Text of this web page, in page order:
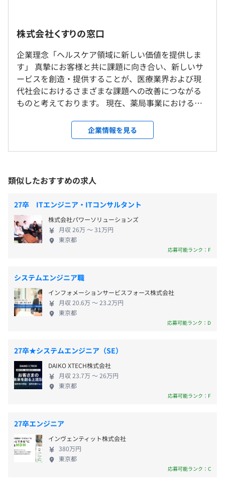
う自動発注システム
・『みんなのお薬箱』：不動在庫になった医薬品の出品・
落札が行えるマーケットプレイス
・『HOSPITAL SUPPORT』：オンライン診療と電話診療
に対応したシステム
・『iPadケア記録アプリ』：介護現場に特化した記録用ア
プリケーション
思います。
経験の方でも安心して参画いただけます。
困ったことがあれば随時相談できる環境ですので、安心し
てキャッチアップいただければと思います。
相談の上、ご希望のマシンを支給いたします。
Zabbix
Elasticsearch、Amazon Redshift
＜雇入時＞
東京本社
＜変更範囲＞
会社指定の営業所、労働者の自宅での勤務
受動喫煙防止措置に関する事項
敷地内禁煙（喫煙場所あり）
「池袋駅」より徒歩6分
休憩時間：60分（※昼食時間は業務の都合により各々の
平均残業時間：平均約20時間／月
【年間休日数124日】
・完全週休2日制（土日祝休み）
・年次有給休暇：10日～20日（入社半年後に支給）
・産前産後休暇
・出産特別休暇
・介護休暇
・住宅手当
∟該当条件より第一地域月10,000円支給（東京・神奈
川・千葉・埼玉・愛知・京都・大阪・兵庫）
※該当条件より第二地域月5,000円支給（上記以外の地
半期に一度（営業職のみ毎月）
年2回（夏季賞与：10月～3月・冬季賞与：4月～9月）
社会保険完備（雇用・労災・健康・厚生年金）
研修の有無及び内容
e-ラーニングシステムを活用して社員ごとに必要な科目に
ついて受講していただき知識を身に着けていただきます。
自己啓発支援の有無及びその内容
スキルアップ支援制度があり、資格取得等の際一部補助を
社内検定等の制度の有無及びその内容
なし
株式会社くすりの窓口
企業理念「ヘルスケア領域に新しい価値を提供しま
す」 真摯にお客様と共に課題に向き合い、新しいサ
ービスを創造・提供することが、医療業界および現
代社会におけるさまざまな課題への改善につながる
ものと考えております。 現在、薬局事業における加
した。今後さらにサービスを拡充して、医療のDX化
を進めることによって、患者様・医療機関・介護・
福祉すべての生産性向上を目指していきます。 「事
ルスケア領域では、急速な高齢化の進展で増大する
医療費の削減など医療体系の変革が急務となってい
ます。 一般ユーザー（患者）向けに提供する調剤薬
局の検索・予約サイト／アプリ『EPARKくすりの窓
口』、電子お薬手帳アプリ『EPARKお薬手帳』は、
処方薬受け取り予約機能やPHR（Personal Health
Record）管理機能等を有し、利便性と患者の健康管
資源を効率的に機能させ持続可能な医療体制と社会
保障を維持するには、今後「未病」（発病には至ら
ないものの健康な状態から離れつつある状態）への
対応が重要性を増していくものとみられます。当社
は、病気を未然に防ぎ疾病の重症化を防ぐ「未病」
を通じて大きく貢献していけるものと考えています。
また、当社が『みんなの共同仕入れサービス（e-オ
ーダーシステム）』、不動在庫となってしまった医
薬品を全国の調剤薬局同士が売買できるマッチング
サービス『みんなのお薬箱』、基幹システムなどの
設、医薬品卸業者の生産性の一層の向上と経営効
率・収益の改善、そして貴重な医薬品の廃棄ロス削
減に貢献できることは重要な使命と考えています。
企業情報を見る
類似したおすすめの求人
27卒 ITエンジニア・ITコンサルタント
株式会社パワーソリューションズ
月収 26万 〜 31万円
東京都
応募可能ランク：F
システムエンジニア職
インフォメーションサービスフォース株式会社
月収 20.6万 〜 23.2万円
東京都
応募可能ランク：D
27卒★システムエンジニア（SE）
DAIKO XTECH株式会社
月収 23.7万 〜 26万円
東京都
応募可能ランク：F
27卒エンジニア
インヴェンティット株式会社
380万円
東京都
応募可能ランク：C